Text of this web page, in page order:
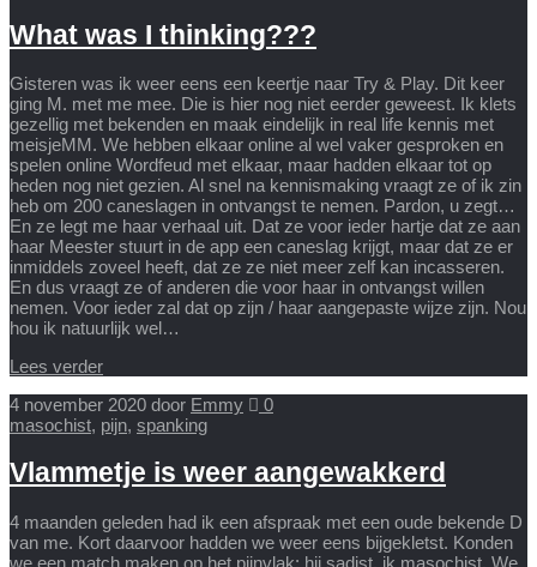
What was I thinking???
Gisteren was ik weer eens een keertje naar Try & Play. Dit keer
ging M. met me mee. Die is hier nog niet eerder geweest. Ik klets
gezellig met bekenden en maak eindelijk in real life kennis met
meisjeMM. We hebben elkaar online al wel vaker gesproken en
spelen online Wordfeud met elkaar, maar hadden elkaar tot op
heden nog niet gezien. Al snel na kennismaking vraagt ze of ik zin
heb om 200 caneslagen in ontvangst te nemen. Pardon, u zegt…
En ze legt me haar verhaal uit. Dat ze voor ieder hartje dat ze aan
haar Meester stuurt in de app een caneslag krijgt, maar dat ze er
inmiddels zoveel heeft, dat ze ze niet meer zelf kan incasseren.
En dus vraagt ze of anderen die voor haar in ontvangst willen
nemen. Voor ieder zal dat op zijn / haar aangepaste wijze zijn. Nou
hou ik natuurlijk wel…
Lees verder
4 november 2020 door Emmy
0
masochist, pijn, spanking
Vlammetje is weer aangewakkerd
4 maanden geleden had ik een afspraak met een oude bekende D
van me. Kort daarvoor hadden we weer eens bijgekletst. Konden
we een match maken op het pijnvlak: hij sadist, ik masochist. We